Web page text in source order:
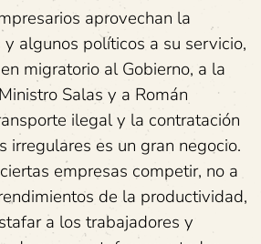
aprovechan la
algunos políticos a su servicio,
migratorio al Gobierno, a la
Salas y a Román
ilegal y la contratación
irregulares es un gran negocio.
empresas competir, no a
de la productividad,
a los trabajadores y